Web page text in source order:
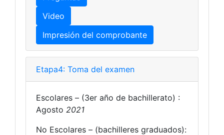
Video
Impresión del comprobante
Etapa4: Toma del examen
Escolares – (3er año de bachillerato) :
Agosto 2021
No Escolares – (bachilleres graduados):